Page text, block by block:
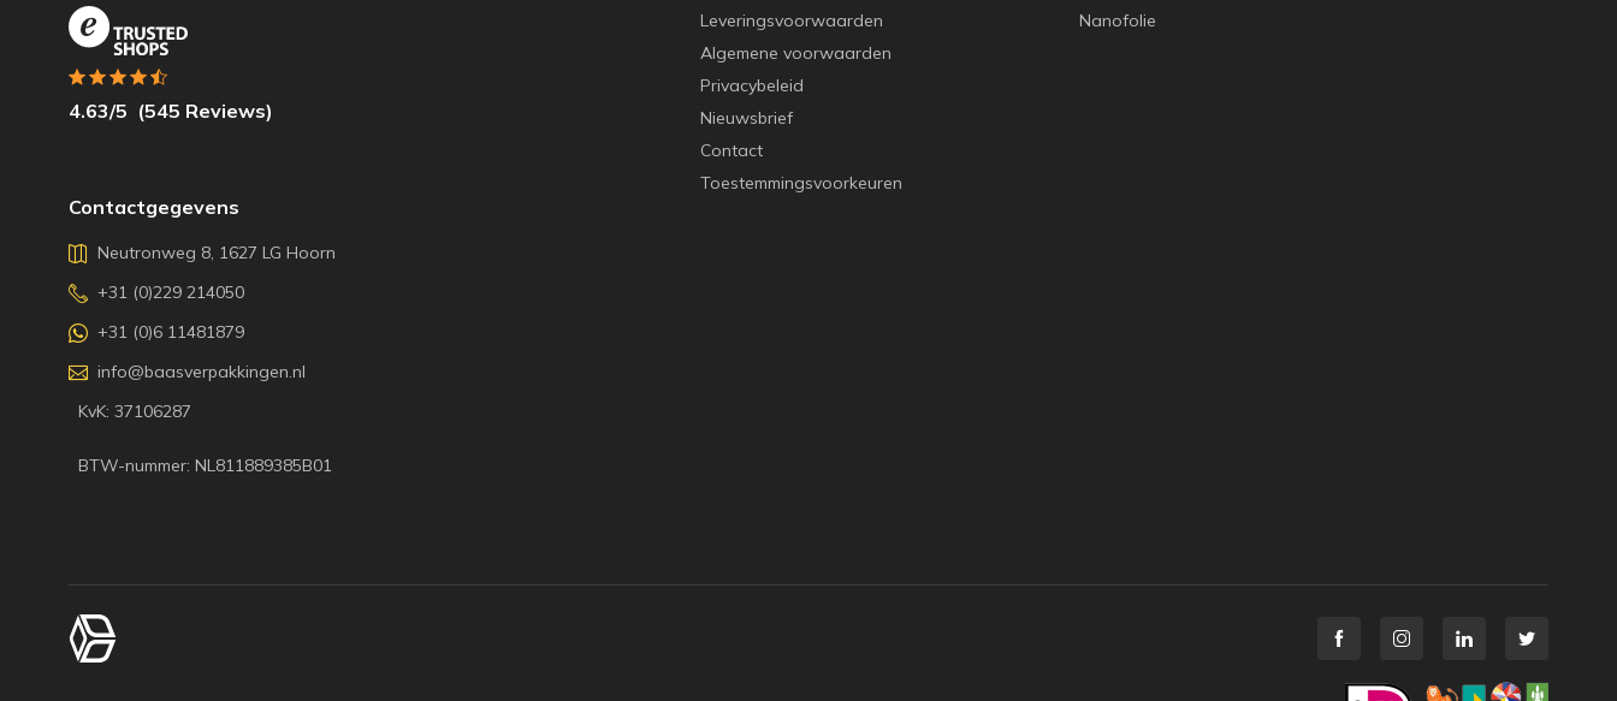
Leveringsvoorwaarden
Algemene voorwaarden
Privacybeleid
Nieuwsbrief
Contact
Toestemmingsvoorkeuren
Nanofolie
Contactgegevens
Neutronweg 8, 1627 LG Hoorn
+31 (0)229 214050
+31 (0)6 11481879
info@baasverpakkingen.nl
KvK: 37106287
BTW-nummer: NL811889385B01
4.63/5 (545 Reviews)